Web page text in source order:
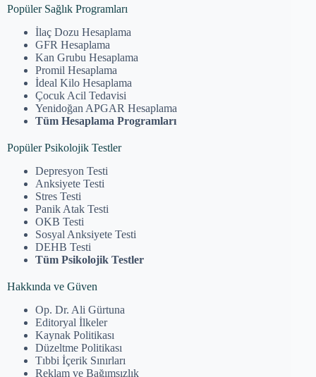
Popüler Sağlık Programları
İlaç Dozu Hesaplama
GFR Hesaplama
Kan Grubu Hesaplama
Promil Hesaplama
İdeal Kilo Hesaplama
Çocuk Acil Tedavisi
Yenidoğan APGAR Hesaplama
Tüm Hesaplama Programları
Popüler Psikolojik Testler
Depresyon Testi
Anksiyete Testi
Stres Testi
Panik Atak Testi
OKB Testi
Sosyal Anksiyete Testi
DEHB Testi
Tüm Psikolojik Testler
Hakkında ve Güven
Op. Dr. Ali Gürtuna
Editoryal İlkeler
Kaynak Politikası
Düzeltme Politikası
Tıbbi İçerik Sınırları
Reklam ve Bağımsızlık